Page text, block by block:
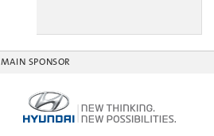
MAIN SPONSOR